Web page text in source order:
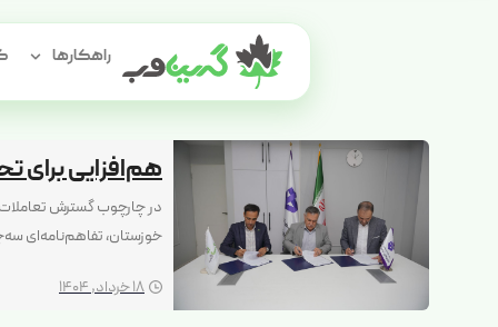
راهکارها
هم‌افزایی برای
در چارچوب گسترش تعاملات
خوزستان، تفاهم‌نامه‌ای
18 خرداد, 1404